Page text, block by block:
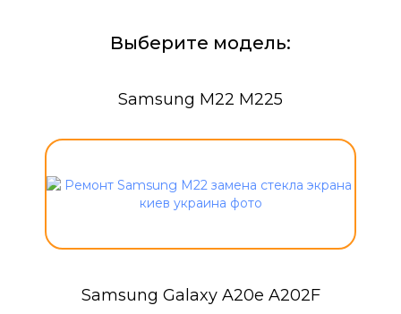
Выберите модель:
Samsung M22 M225
Samsung Galaxy A20e A202F